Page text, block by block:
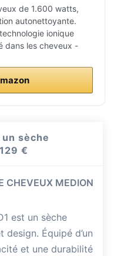
de 1.600 watts,
autonettoyante.
ionique
dans les cheveux -
un sèche
129 €
CHEVEUX MEDION
est un sèche
Équipé d’un
et une durabilité